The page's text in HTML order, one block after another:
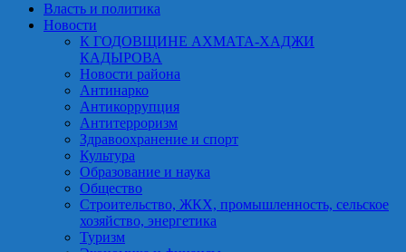
Власть и политика
Новости
К ГОДОВЩИНЕ АХМАТА-ХАДЖИ
КАДЫРОВА
Новости района
Антинарко
Антикоррупция
Антитерроризм
Здравоохранение и спорт
Культура
Образование и наука
Общество
Строительство, ЖКХ, промышленность, сельское
хозяйство, энергетика
Туризм